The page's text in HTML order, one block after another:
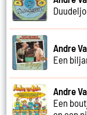
Andre
Een
Andre
Een